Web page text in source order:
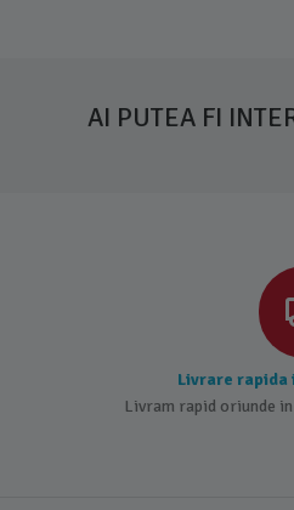
AI PUTEA FI
Livrare
Livram rapid oriunde